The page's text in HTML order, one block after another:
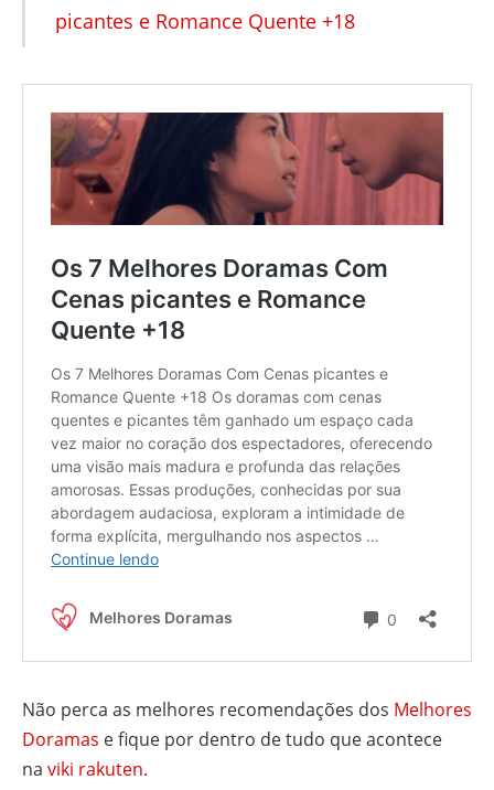
picantes e Romance Quente +18
Não perca as melhores recomendações dos Melhores
Doramas e fique por dentro de tudo que acontece
na viki rakuten.